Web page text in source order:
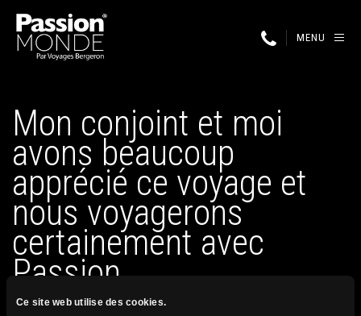
Ce site web utilise des cookies.
MENU
Mon conjoint et moi
avons beaucoup
apprécié ce voyage et
nous voyagerons
certainement avec
Passion…